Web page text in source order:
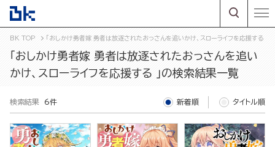
BK TOP 「おしかけ勇者嫁 勇者は放逐されたおっさんを追いかけ、スローライフを応援する 」
「おしかけ勇者嫁 勇者は放逐されたおっさんを追い
かけ、スローライフを応援する 」の検索結果一覧
検索結果 6件 新着順 タイトル順